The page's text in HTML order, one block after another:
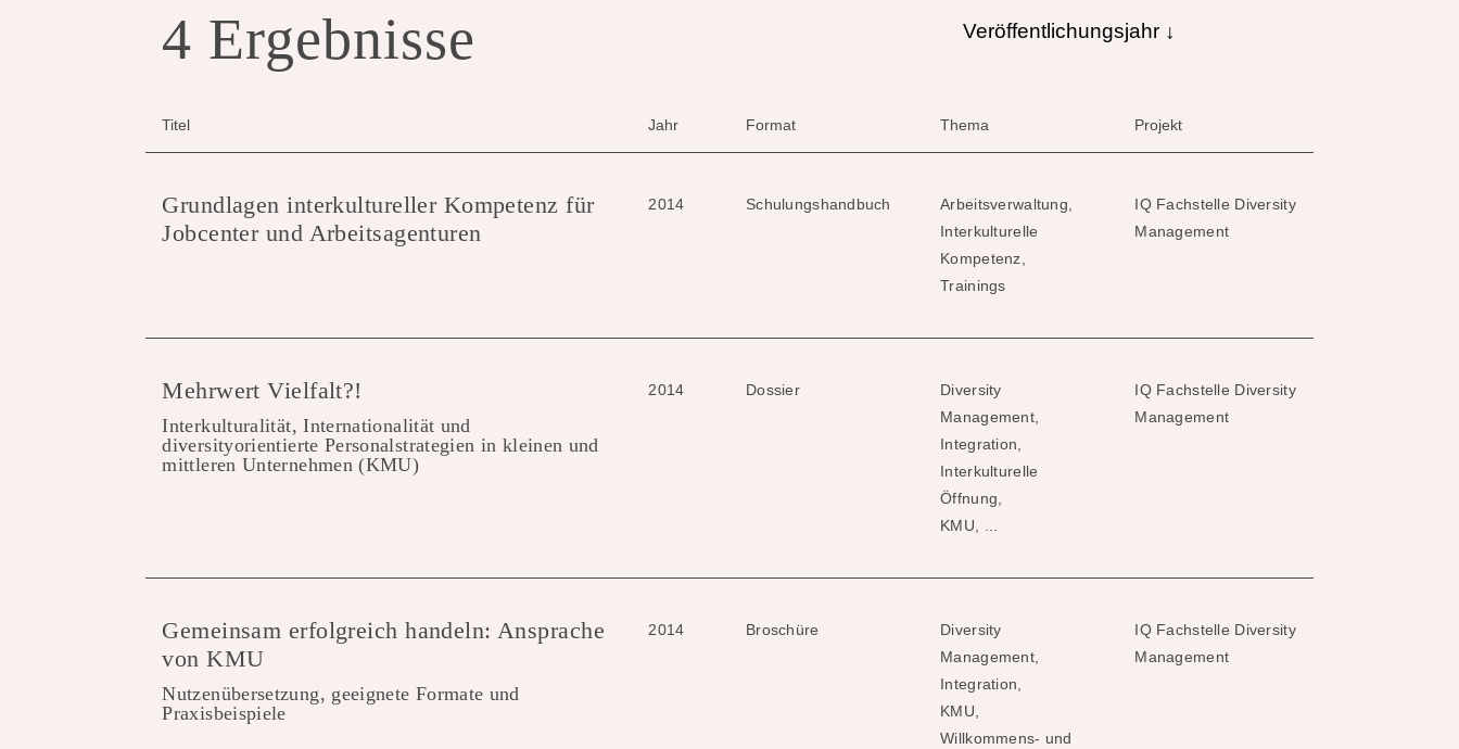
4 Ergebnisse Veröffentlichungsjahr ↓
Titel Jahr Format Thema Projekt
Grundlagen interkultureller Kompetenz für
Jobcenter und Arbeitsagenturen
2014 Schulungshandbuch
Arbeitsverwaltung,
Interkulturelle
Kompetenz,
Trainings
IQ Fachstelle Diversity
Management
Mehrwert Vielfalt?!
Interkulturalität, Internationalität und
diversityorientierte Personalstrategien in kleinen und
mittleren Unternehmen (KMU)
2014 Dossier
Diversity
Management,
Integration,
Interkulturelle
Öffnung,
KMU, ...
IQ Fachstelle Diversity
Management
Gemeinsam erfolgreich handeln: Ansprache
von KMU
Nutzenübersetzung, geeignete Formate und
Praxisbeispiele
2014 Broschüre
Diversity
Management,
Integration,
KMU,
Willkommens- und
IQ Fachstelle Diversity
Management